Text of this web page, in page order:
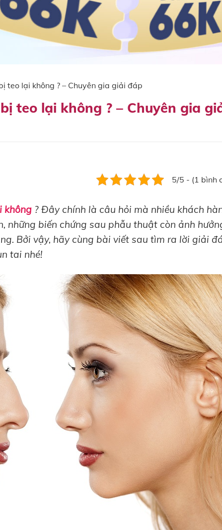
teo lại không ? – Chuyên gia giải đáp
teo lại không ? – Chuyên gia
5/5 - (1 bình
không ? Đây chính là câu hỏi mà nhiều khách
những biến chứng sau phẫu thuật còn ảnh
Bởi vậy, hãy cùng bài viết sau tìm ra lời giải
tai nhé!